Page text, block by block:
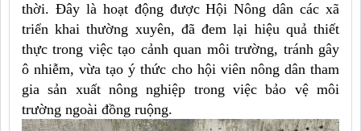
thời. Đây là hoạt động được Hội Nông dân các xã
triển khai thường xuyên, đã đem lại hiệu quả thiết
thực trong việc tạo cảnh quan môi trường, tránh gây
ô nhiễm, vừa tạo ý thức cho hội viên nông dân tham
gia sản xuất nông nghiệp trong việc bảo vệ môi
trường ngoài đồng ruộng.